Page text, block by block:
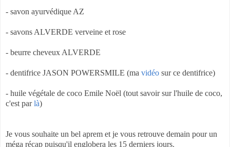
- savon ayurvédique AZ
- savons ALVERDE verveine et rose
- beurre cheveux ALVERDE
- dentifrice JASON POWERSMILE (ma vidéo sur ce dentifrice)
- huile végétale de coco Emile Noël (tout savoir sur l'huile de coco,
c'est parlà)
Je vous souhaite un bel aprem et je vous retrouve demain pour un
méga récap puisqu'il englobera les 15 derniers jours.